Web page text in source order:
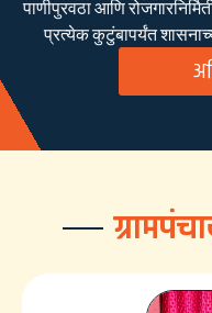
पाणीपुरवठा आणि
प्रत्येक कुटुंबापर्यंत